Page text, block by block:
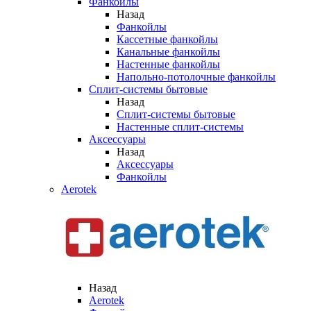
Назад
Фанкойлы
Кассетные фанкойлы
Канальные фанкойлы
Настенные фанкойлы
Напольно-потолочные фанкойлы
Сплит-системы бытовые
Назад
Сплит-системы бытовые
Настенные сплит-системы
Аксессуары
Назад
Аксессуары
Фанкойлы
Aerotek
Назад
Aerotek